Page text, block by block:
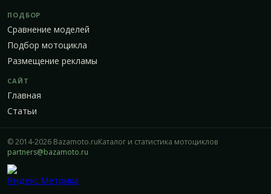
ПОДБОР
Сравнение моделей
Подбор мотоцикла
Размещение рекламы
САЙТ
Главная
Статьи
© 2014-2026 Bazamoto.ruКаталог и статистика мотоциклов
partners@bazamoto.ru